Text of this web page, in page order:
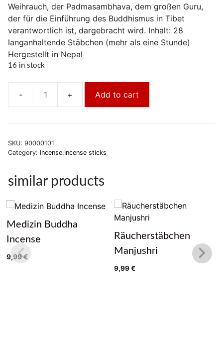
Weihrauch, der Padmasambhava, dem großen Guru,
der für die Einführung des Buddhismus in Tibet
verantwortlich ist, dargebracht wird. Inhalt: 28
langanhaltende Stäbchen (mehr als eine Stunde)
Hergestellt in Nepal
16 in stock
Padmasambhava
quantity
Add to cart
SKU: 90000101
Category: Incense,Incense sticks
similar products
Medizin Buddha
Incense
9,99€
Räucherstäbchen
Manjushri
9,99€